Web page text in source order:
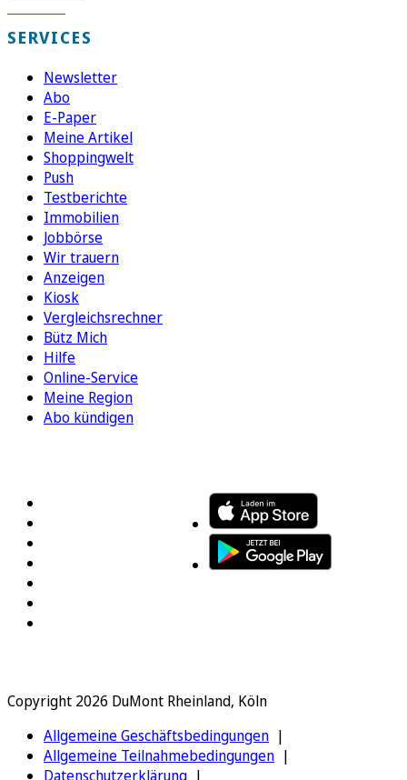
SERVICES
Newsletter
Abo
E-Paper
Meine Artikel
Shoppingwelt
Push
Testberichte
Immobilien
Jobbörse
Wir trauern
Anzeigen
Kiosk
Vergleichsrechner
Bütz Mich
Hilfe
Online-Service
Meine Region
Abo kündigen
Copyright 2026 DuMont Rheinland, Köln
Allgemeine Geschäftsbedingungen
Allgemeine Teilnahmebedingungen
Datenschutzerklärung